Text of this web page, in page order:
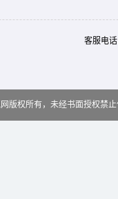
客服电
网版权所有，未经书面授权